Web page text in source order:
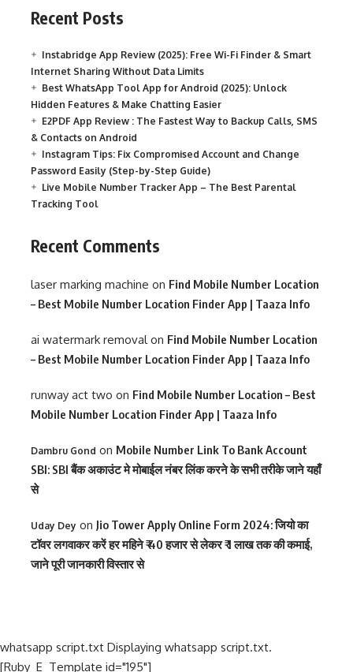
Recent Posts
Instabridge App Review (2025): Free Wi-Fi Finder & Smart
Internet Sharing Without Data Limits
Best WhatsApp Tool App for Android (2025): Unlock
Hidden Features & Make Chatting Easier
E2PDF App Review : The Fastest Way to Backup Calls, SMS
& Contacts on Android
Instagram Tips: Fix Compromised Account and Change
Password Easily (Step-by-Step Guide)
Live Mobile Number Tracker App – The Best Parental
Tracking Tool
Recent Comments
laser marking machine on Find Mobile Number Location
– Best Mobile Number Location Finder App | Taaza Info
ai watermark removal on Find Mobile Number Location
– Best Mobile Number Location Finder App | Taaza Info
runway act two on Find Mobile Number Location – Best
Mobile Number Location Finder App | Taaza Info
Dambru Gond on Mobile Number Link To Bank Account
SBI: SBI बैंक अकाउंट मे मोबाईल नंबर लिंक करने के सभी तरीके जाने यहाँ
से
Uday Dey on Jio Tower Apply Online Form 2024: जियो का
टॉवर लगवाकर करें हर महिने ₹ 40 हजार से लेकर ₹ 1 लाख तक की कमाई,
जाने पूरी जानकारी विस्तार से
whatsapp script.txt Displaying whatsapp script.txt.
[Ruby_E_Template id="195"]